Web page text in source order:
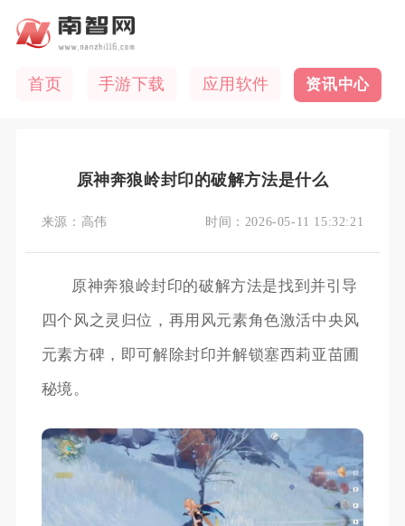
首页 手游下载 应用软件 资讯中心
原神奔狼岭封印的破解方法是什么
来源： 高伟 时间： 2026-05-11 15:32:21
原神奔狼岭封印的破解方法是找到并引导
四个风之灵归位，再用风元素角色激活中央风
元素方碑，即可解除封印并解锁塞西莉亚苗圃
秘境。